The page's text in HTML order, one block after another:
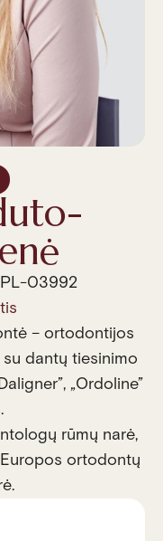
03992
– ortodontijos
dantų tiesinimo
„Ordoline”
rūmų narė,
ortodontų